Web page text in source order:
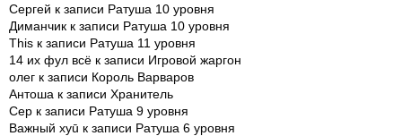
Сергей к записи Ратуша 10 уровня
Диманчик к записи Ратуша 10 уровня
This к записи Ратуша 11 уровня
14 их фул всё к записи Игровой жаргон
олег к записи Король Варваров
Антоша к записи Хранитель
Сер к записи Ратуша 9 уровня
Важный xyū к записи Ратуша 6 уровня